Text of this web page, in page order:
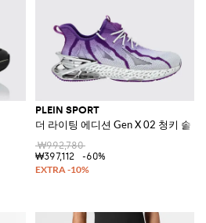
PLEIN SPORT
더 라이팅 에디션 Gen X 02 청키 솔
₩992,780
₩397,112
-60%